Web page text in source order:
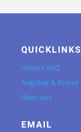
QUICKLINKS
Unsere FAQ
Angebot & Preise
Über uns
EMAIL